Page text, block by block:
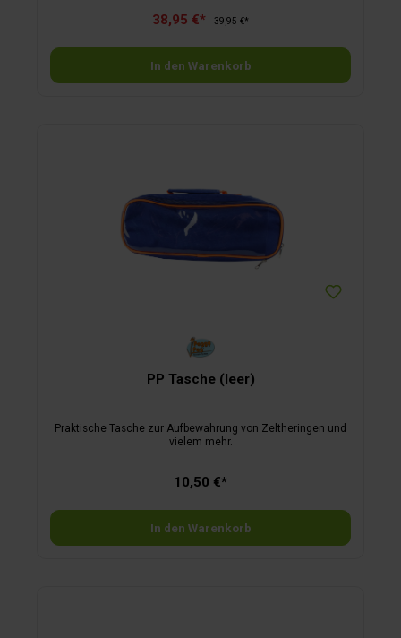
38,95 €* 39,95 €*
In den Warenkorb
PP Tasche (leer)
Praktische Tasche zur Aufbewahrung von Zeltheringen und
vielem mehr.
10,50 €*
In den Warenkorb